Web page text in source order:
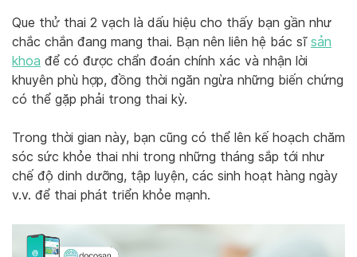
Que thử thai 2 vạch là dấu hiệu cho thấy bạn gần như
chắc chắn đang mang thai. Bạn nên liên hệ bác sĩ sản
khoa để có được chẩn đoán chính xác và nhận lời
khuyên phù hợp, đồng thời ngăn ngừa những biến chứng
có thể gặp phải trong thai kỳ.
Trong thời gian này, bạn cũng có thể lên kế hoạch chăm
sóc sức khỏe thai nhi trong những tháng sắp tới như
chế độ dinh dưỡng, tập luyện, các sinh hoạt hàng ngày
v.v. để thai phát triển khỏe mạnh.